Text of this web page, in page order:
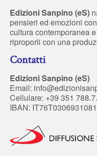
Edizioni Sanpino (eS)
pensieri ed emozioni
cultura contemporanea
riproporli con una
Contatti
Edizioni Sanpino (eS)
Email:
Cellulare: +39 351
IBAN: